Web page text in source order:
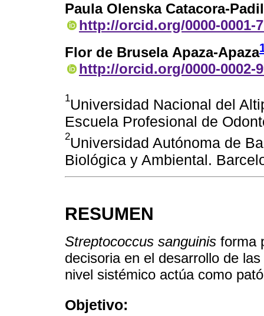
Paula Olenska Catacora-
http://orcid.org/0000-0001-
Flor de Brusela Apaza-Apaza
http://orcid.org/0000-0002-
1Universidad Nacional del
Escuela Profesional de
2Universidad Autónoma de
Biológica y Ambiental.
RESUMEN
Streptococcus sanguinis forma
decisoria en el desarrollo de
nivel sistémico actúa como
Objetivo: